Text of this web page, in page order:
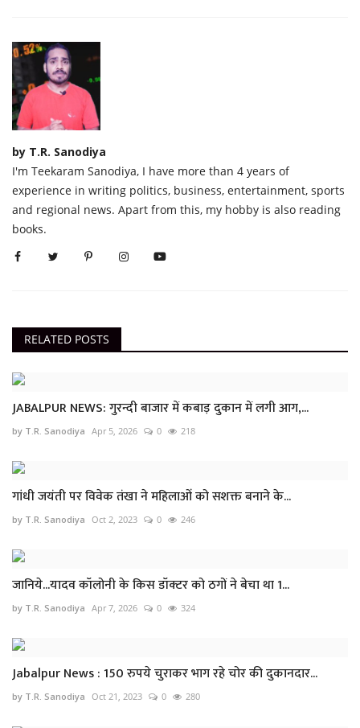
by T.R. Sanodiya
I'm Teekaram Sanodiya, I have more than 4 years of
experience in writing politics, business, entertainment, sports
and regional news. Apart from this, my hobby is also reading
books.
RELATED POSTS
JABALPUR NEWS: गुरन्दी बाजार में कबाड़ दुकान में लगी आग,...
by T.R. Sanodiya Apr 5, 2026 0 218
गांधी जयंती पर विवेक तंखा ने महिलाओं को सशक्त बनाने के...
by T.R. Sanodiya Oct 2, 2023 0 246
जानिये...यादव कॉलोनी के किस डॉक्टर को ठगों ने बेचा था 1...
by T.R. Sanodiya Apr 7, 2026 0 324
Jabalpur News : 150 रुपये चुराकर भाग रहे चोर की दुकानदार...
by T.R. Sanodiya Oct 21, 2023 0 280